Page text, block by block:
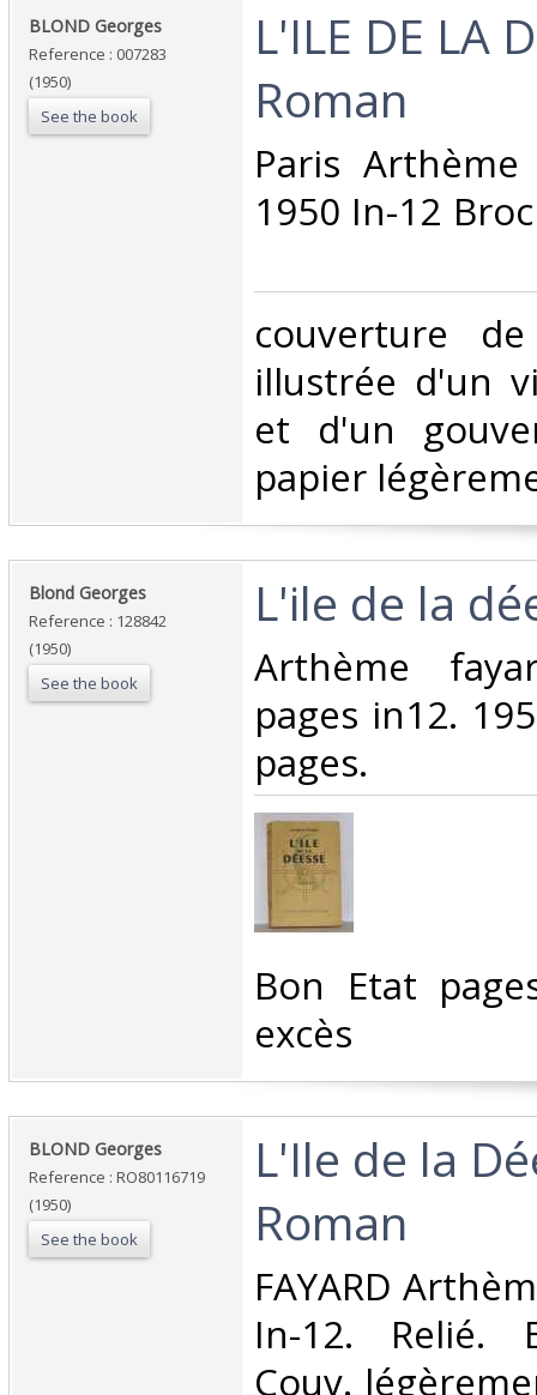
‎BLOND Georges‎
Reference : 007283
(1950)
See the book
‎L'ILE DE LA
Roman‎
‎Paris
1950 In-12
‎couverture
illustrée d'un
et d'un
papier
‎Blond Georges‎
Reference : 128842
(1950)
See the book
‎L'ile de la
‎Arthème
pages in12.
pages.‎
‎Bon Etat
excès‎
‎BLOND Georges‎
Reference : RO80116719
(1950)
See the book
‎L'Ile de la
Roman‎
‎FAYARD
In-12. Relié.
Couv.